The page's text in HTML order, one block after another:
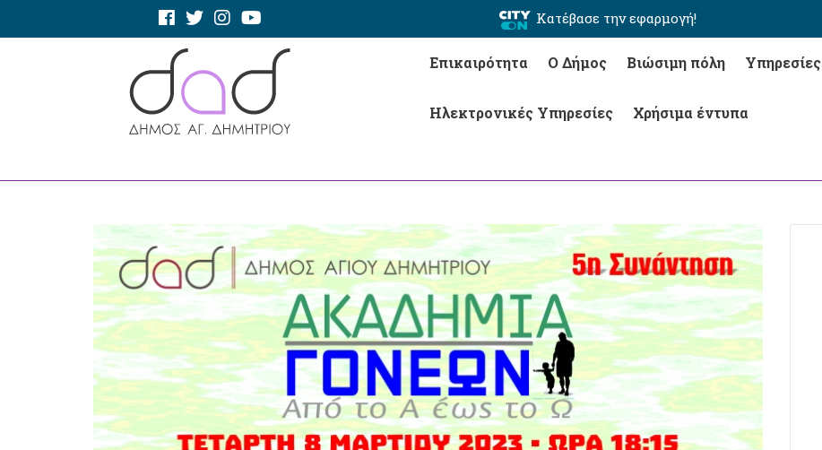
Κατέβασε την εφαρμογή!
Επικαιρότητα Ο Δήμος Βιώσιμη πόλη Υπηρεσίες
Ηλεκτρονικές Υπηρεσίες Χρήσιμα έντυπα